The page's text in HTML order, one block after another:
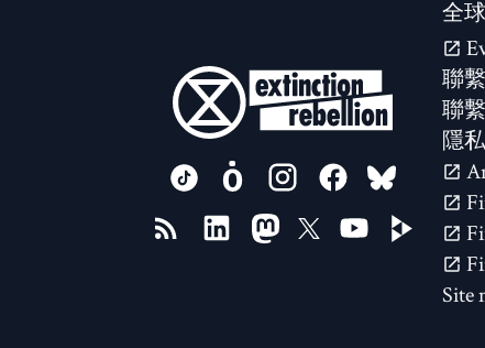
全
聯
聯
隱
Site
FOLLOW US ON